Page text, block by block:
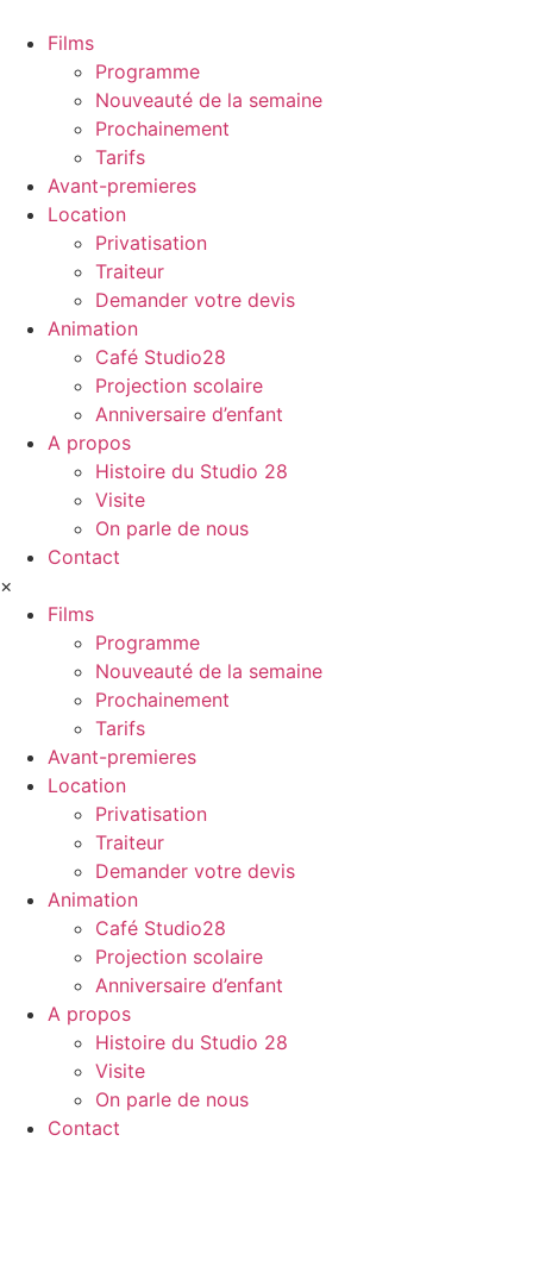
Films
Programme
Nouveauté de la semaine
Prochainement
Tarifs
Avant-premieres
Location
Privatisation
Traiteur
Demander votre devis
Animation
Café Studio28
Projection scolaire
Anniversaire d’enfant
A propos
Histoire du Studio 28
Visite
On parle de nous
Contact
×
Films
Programme
Nouveauté de la semaine
Prochainement
Tarifs
Avant-premieres
Location
Privatisation
Traiteur
Demander votre devis
Animation
Café Studio28
Projection scolaire
Anniversaire d’enfant
A propos
Histoire du Studio 28
Visite
On parle de nous
Contact